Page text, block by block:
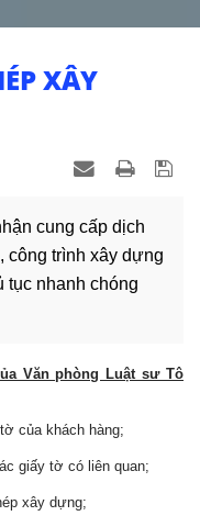
XÂY
cung cấp dịch
công trình xây dựng
tục nhanh chóng
Văn phòng Luật sư Tô
của khách hàng;
giấy tờ có liên quan;
xây dựng;